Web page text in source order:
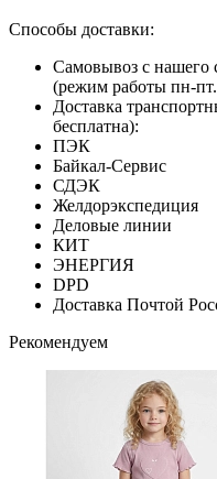
Способы доставки:
Самовывоз с нашего
(режим работы пн-
Доставка
бесплатна):
ПЭК
Байкал-Сервис
СДЭК
Желдорэкспедиция
Деловые линии
КИТ
ЭНЕРГИЯ
DPD
Доставка Почтой
Рекомендуем